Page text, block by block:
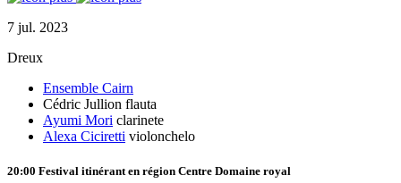
7 jul. 2023
Dreux
Ensemble Cairn
Cédric Jullion flauta
Ayumi Mori clarinete
Alexa Ciciretti violonchelo
20:00 Festival itinérant en région Centre Domaine royal